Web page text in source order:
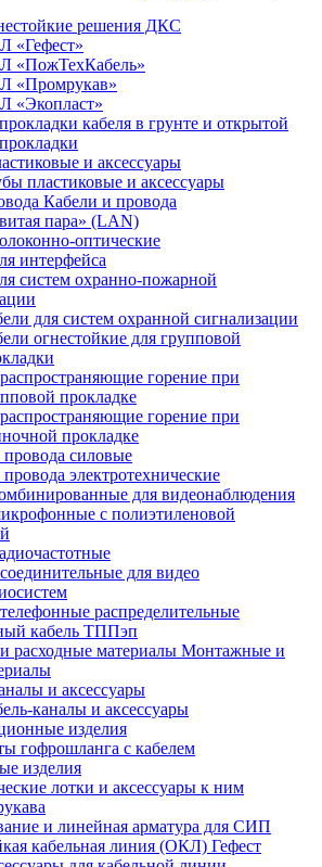
решения ДКС
«Гефест»
«ПожТехКабель»
«Промрукав»
«Экопласт»
кабеля в грунте и открытой
и аксессуары
пластиковые и аксессуары
Кабели и провода
пара» (LAN)
оптические
интерфейса
систем охранно-пожарной
для систем охранной сигнализации
огнестойкие для групповой
горение при
прокладке
горение при
прокладке
силовые
электротехнические
для видеонаблюдения
с полиэтиленовой
для видео
распределительные
кабель ТППэп
Монтажные и
и аксессуары
каналы и аксессуары
изделия
гофрошланга с кабелем
изделия
лотки и аксессуары к ним
и линейная арматура для СИП
кабельная линия (ОКЛ) Гефест